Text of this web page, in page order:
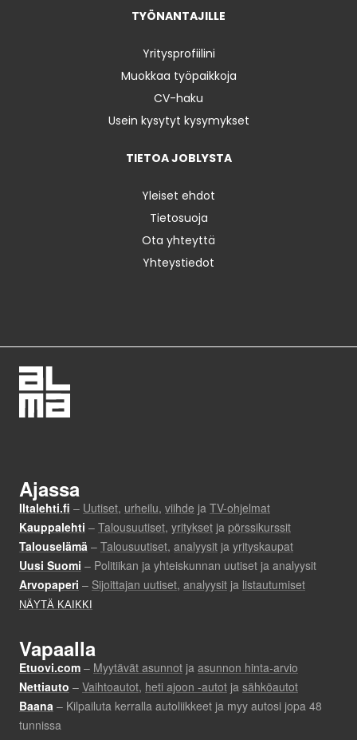
TYÖNANTAJILLE
Yritysprofiilini
Muokkaa työpaikkoja
CV-haku
Usein kysytyt kysymykset
TIETOA JOBLYSTA
Yleiset ehdot
Tietosuoja
Ota yhteyttä
Yhteystiedot